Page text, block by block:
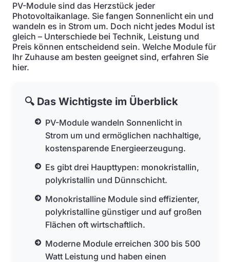
PV-Module sind das Herzstück jeder
Photovoltaikanlage. Sie fangen Sonnenlicht ein und
wandeln es in Strom um. Doch nicht jedes Modul ist
gleich – Unterschiede bei Technik, Leistung und
Preis können entscheidend sein. Welche Module für
Ihr Zuhause am besten geeignet sind, erfahren Sie
hier.
🔍 Das Wichtigste im Überblick
PV-Module wandeln Sonnenlicht in
Strom um und ermöglichen nachhaltige,
kostensparende Energieerzeugung.
Es gibt drei Haupttypen: monokristallin,
polykristallin und Dünnschicht.
Monokristalline Module sind effizienter,
polykristalline günstiger und auf großen
Flächen oft wirtschaftlich.
Moderne Module erreichen 300 bis 500
Watt Leistung und haben einen